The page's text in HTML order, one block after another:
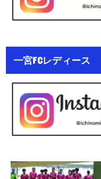
一宮FCレディース